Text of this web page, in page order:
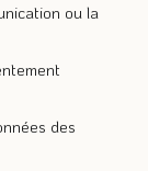
ou la
des